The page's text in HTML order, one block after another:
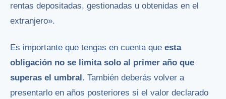
rentas depositadas, gestionadas u obtenidas en el
extranjero».
Es importante que tengas en cuenta que esta
obligación no se limita solo al primer año que
superas el umbral. También deberás volver a
presentarlo en años posteriores si el valor declarado